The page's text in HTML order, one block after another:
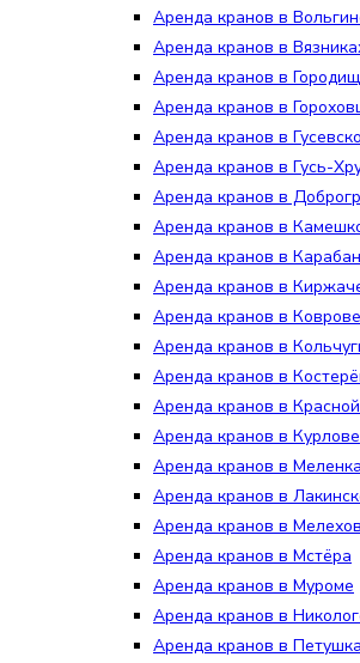
Аренда кранов в
Аренда кранов в
Аренда кранов в
Аренда кранов в
Аренда кранов в
Аренда кранов в Гусь-
Аренда кранов в
Аренда кранов в
Аренда кранов в
Аренда кранов в
Аренда кранов в Коврове
Аренда кранов в
Аренда кранов в
Аренда кранов в Красной
Аренда кранов в Курлове
Аренда кранов в
Аренда кранов в
Аренда кранов в
Аренда кранов в Мстёра
Аренда кранов в Муроме
Аренда кранов в
Аренда кранов в